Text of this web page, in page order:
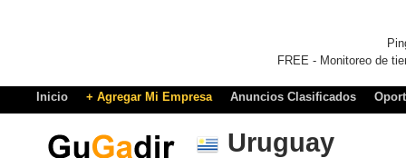
FREE - Monitoreo de
Inicio + Agregar Mi Empresa Anuncios Clasificados
Uruguay